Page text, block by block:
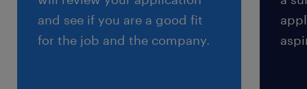
and see if you are a good fit
for the job and the company.